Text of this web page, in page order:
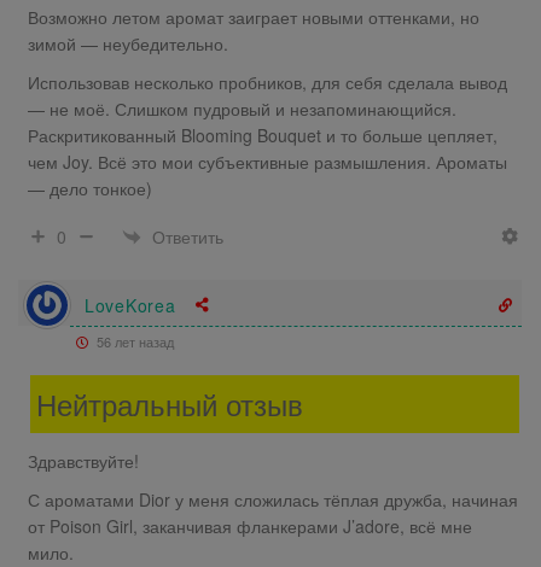
Возможно летом аромат заиграет новыми оттенками, но
зимой — неубедительно.
Использовав несколько пробников, для себя сделала вывод
— не моё. Слишком пудровый и незапоминающийся.
Раскритикованный Blooming Bouquet и то больше цепляет,
чем Joy. Всё это мои субъективные размышления. Ароматы
— дело тонкое)
0
Ответить
LoveKorea
56 лет назад
Нейтральный отзыв
Здравствуйте!
С ароматами Dior у меня сложилась тёплая дружба, начиная
от Poison Girl, заканчивая фланкерами J’adore, всё мне
мило.